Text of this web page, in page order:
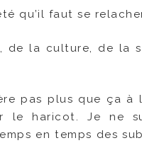
qu’il faut se
de la culture, de la
pas plus que ça
le haricot. Je ne
en temps des